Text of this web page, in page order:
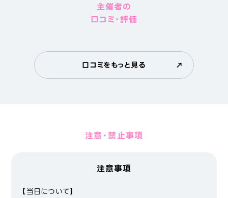
主催者の
口コミ・評価
口コミをもっと見る
注意・禁止事項
注意事項
【当日について】